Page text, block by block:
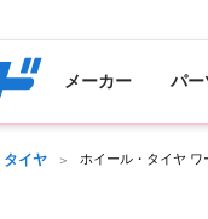
メーカー パー
タイヤ ホイール・タイヤ